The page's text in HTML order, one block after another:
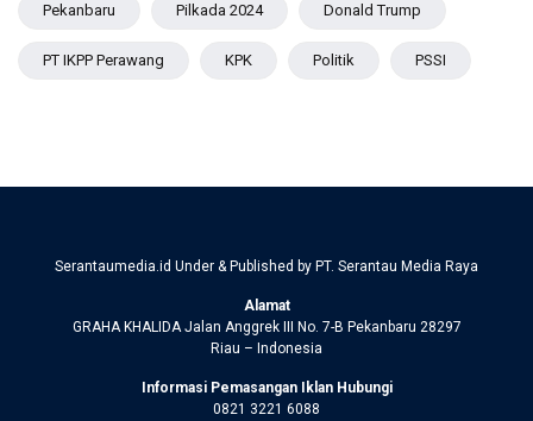
Pekanbaru Pilkada 2024 Donald Trump
PT IKPP Perawang KPK Politik PSSI
Serantaumedia.id Under & Published by PT. Serantau Media Raya
Alamat
GRAHA KHALIDA Jalan Anggrek III No. 7-B Pekanbaru 28297
Riau – Indonesia
Informasi Pemasangan Iklan Hubungi
0821 3221 6088